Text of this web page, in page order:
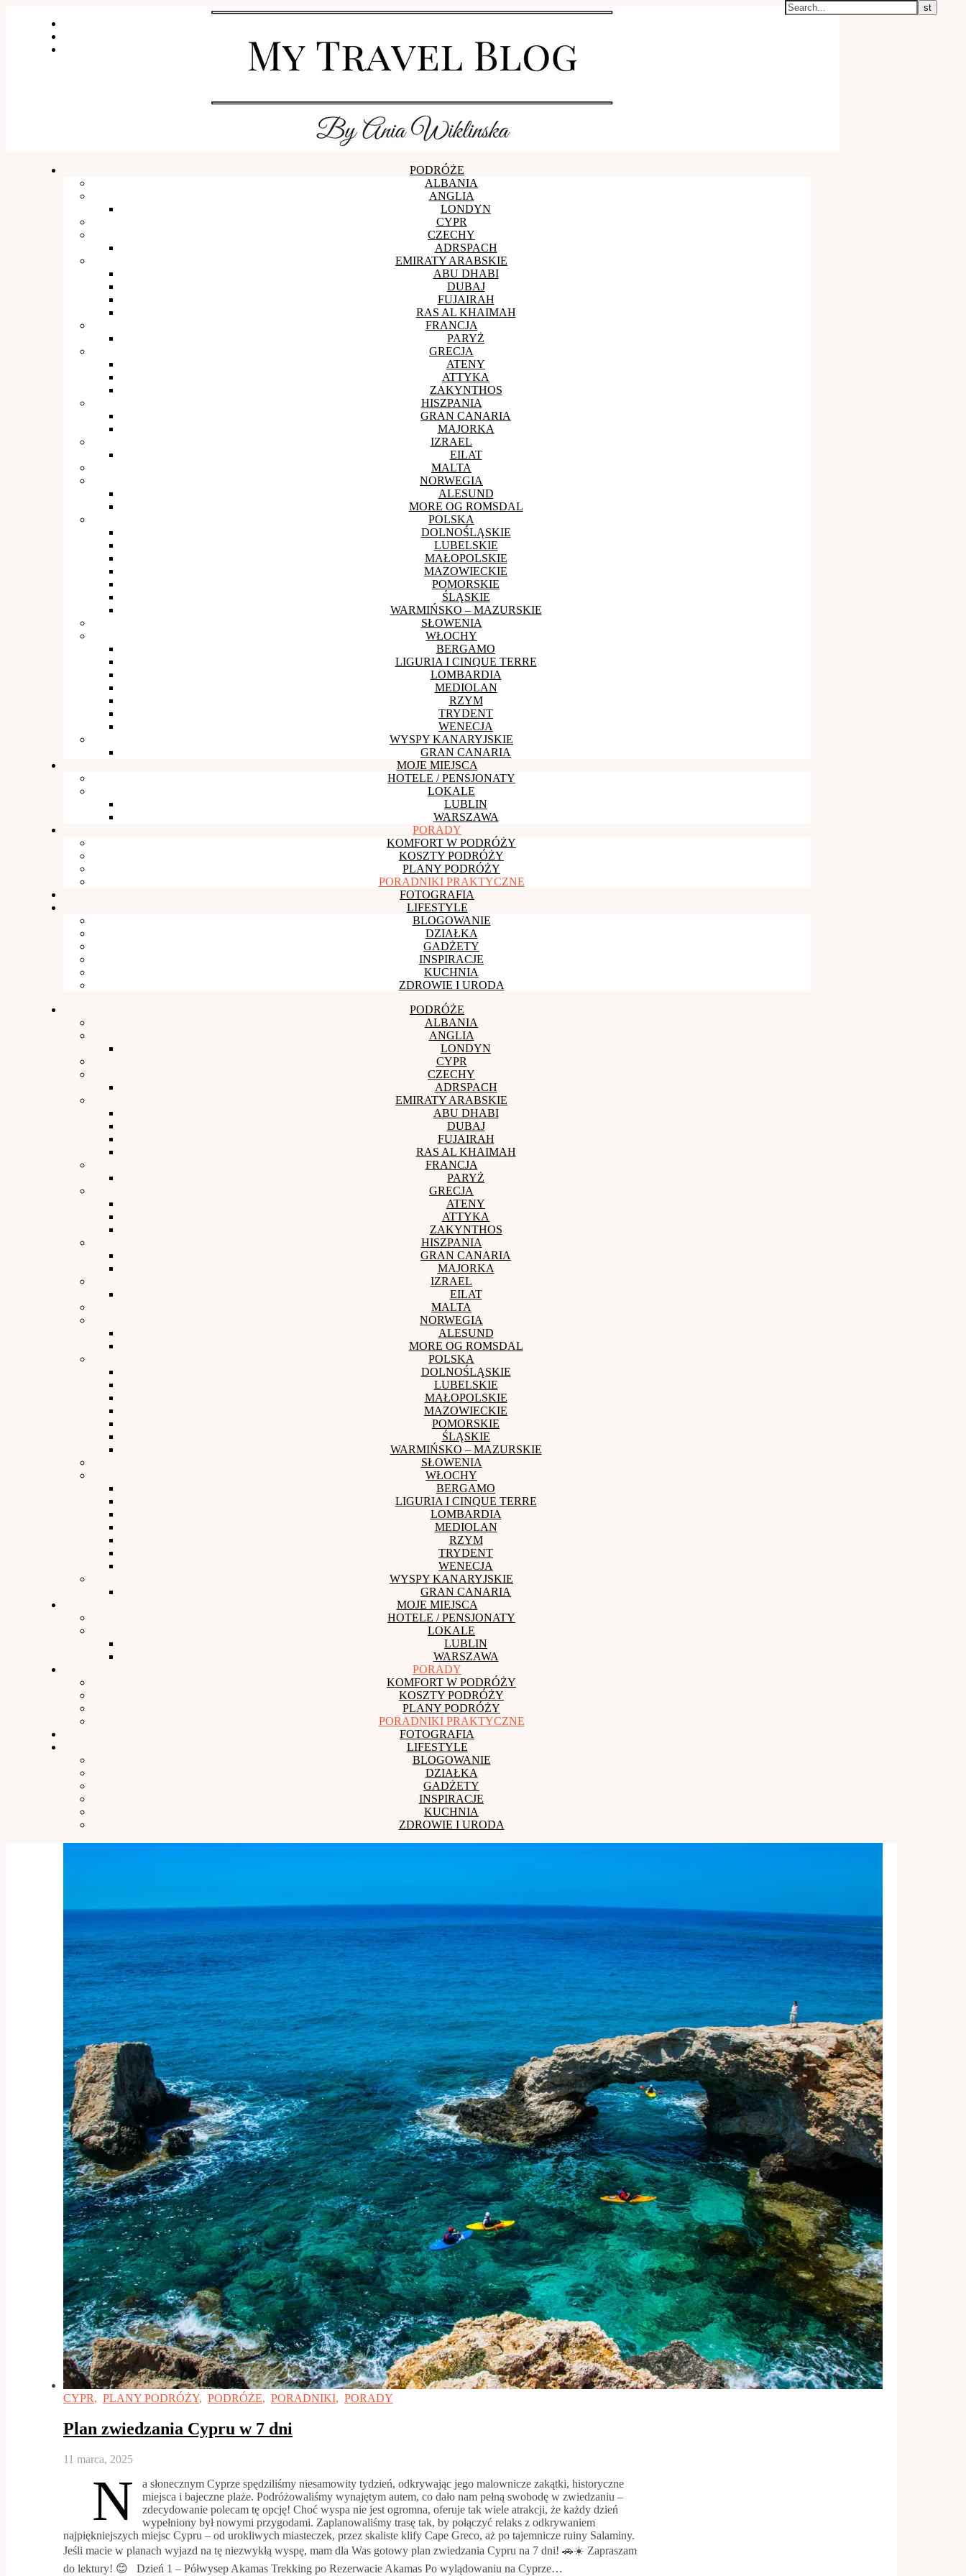
PODRÓŻE
ALBANIA
ANGLIA
LONDYN
CYPR
CZECHY
ADRSPACH
EMIRATY ARABSKIE
ABU DHABI
DUBAJ
FUJAIRAH
RAS AL KHAIMAH
FRANCJA
PARYŻ
GRECJA
ATENY
ATTYKA
ZAKYNTHOS
HISZPANIA
GRAN CANARIA
MAJORKA
IZRAEL
EILAT
MALTA
NORWEGIA
ALESUND
MORE OG ROMSDAL
POLSKA
DOLNOŚLĄSKIE
LUBELSKIE
MAŁOPOLSKIE
MAZOWIECKIE
POMORSKIE
ŚLĄSKIE
WARMIŃSKO – MAZURSKIE
SŁOWENIA
WŁOCHY
BERGAMO
LIGURIA I CINQUE TERRE
LOMBARDIA
MEDIOLAN
RZYM
TRYDENT
WENECJA
WYSPY KANARYJSKIE
GRAN CANARIA
MOJE MIEJSCA
HOTELE / PENSJONATY
LOKALE
LUBLIN
WARSZAWA
PORADY
KOMFORT W PODRÓŻY
KOSZTY PODRÓŻY
PLANY PODRÓŻY
PORADNIKI PRAKTYCZNE
FOTOGRAFIA
LIFESTYLE
BLOGOWANIE
DZIAŁKA
GADŻETY
INSPIRACJE
KUCHNIA
ZDROWIE I URODA
PODRÓŻE
ALBANIA
ANGLIA
LONDYN
CYPR
CZECHY
ADRSPACH
EMIRATY ARABSKIE
ABU DHABI
DUBAJ
FUJAIRAH
RAS AL KHAIMAH
FRANCJA
PARYŻ
GRECJA
ATENY
ATTYKA
ZAKYNTHOS
HISZPANIA
GRAN CANARIA
MAJORKA
IZRAEL
EILAT
MALTA
NORWEGIA
ALESUND
MORE OG ROMSDAL
POLSKA
DOLNOŚLĄSKIE
LUBELSKIE
MAŁOPOLSKIE
MAZOWIECKIE
POMORSKIE
ŚLĄSKIE
WARMIŃSKO – MAZURSKIE
SŁOWENIA
WŁOCHY
BERGAMO
LIGURIA I CINQUE TERRE
LOMBARDIA
MEDIOLAN
RZYM
TRYDENT
WENECJA
WYSPY KANARYJSKIE
GRAN CANARIA
MOJE MIEJSCA
HOTELE / PENSJONATY
LOKALE
LUBLIN
WARSZAWA
PORADY
KOMFORT W PODRÓŻY
KOSZTY PODRÓŻY
PLANY PODRÓŻY
PORADNIKI PRAKTYCZNE
FOTOGRAFIA
LIFESTYLE
BLOGOWANIE
DZIAŁKA
GADŻETY
INSPIRACJE
KUCHNIA
ZDROWIE I URODA
CYPR, PLANY PODRÓŻY, PODRÓŻE, PORADNIKI, PORADY
Plan zwiedzania Cypru w 7 dni
11 marca, 2025
N
a słonecznym Cyprze spędziliśmy niesamowity tydzień, odkrywając jego malownicze zakątki, historyczne
miejsca i bajeczne plaże. Podróżowaliśmy wynajętym autem, co dało nam pełną swobodę w zwiedzaniu –
zdecydowanie polecam tę opcję! Choć wyspa nie jest ogromna, oferuje tak wiele atrakcji, że każdy dzień
wypełniony był nowymi przygodami. Zaplanowaliśmy trasę tak, by połączyć relaks z odkrywaniem
najpiękniejszych miejsc Cypru – od urokliwych miasteczek, przez skaliste klify Cape Greco, aż po tajemnicze ruiny Salaminy.
Jeśli macie w planach wyjazd na tę niezwykłą wyspę, mam dla Was gotowy plan zwiedzania Cypru na 7 dni! 🚗☀️ Zapraszam
do lektury! 😊 Dzień 1 – Półwysep Akamas Trekking po Rezerwacie Akamas Po wylądowaniu na Cyprze…